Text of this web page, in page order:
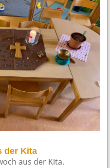
der Kita
aus der Kita.